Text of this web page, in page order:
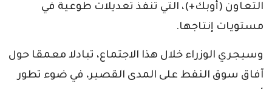
التعاون (أوبك+)، التي تنفذ تعديلات طوعية في
مستويات إنتاجها.
وسيجري الوزراء خلال هذا الاجتماع، تبادلا معمقا حول
آفاق سوق النفط على المدى القصير، في ضوء تطور